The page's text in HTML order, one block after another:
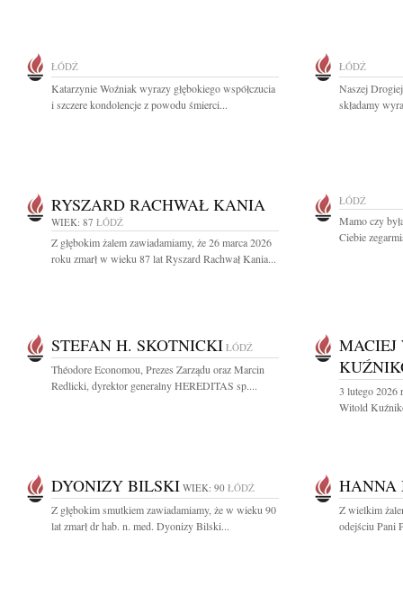
ŁÓDŹ
Katarzynie Woźniak wyrazy głębokiego współczucia
i szczere kondolencje z powodu śmierci...
ŁÓDŹ
Naszej
składamy
RYSZARD RACHWAŁ KANIA
WIEK: 87 ŁÓDŹ
Z głębokim żalem zawiadamiamy, że 26 marca 2026
roku zmarł w wieku 87 lat Ryszard Rachwał Kania...
ŁÓDŹ
Mamo czy
Ciebie
STEFAN H. SKOTNICKI ŁÓDŹ
Théodore Economou, Prezes Zarządu oraz Marcin
Redlicki, dyrektor generalny HEREDITAS sp....
MACIEJ
3 lutego 2026
Witold
DYONIZY BILSKI WIEK: 90 ŁÓDŹ
Z głębokim smutkiem zawiadamiamy, że w wieku 90
lat zmarł dr hab. n. med. Dyonizy Bilski...
Z wielkim
odejściu Pani